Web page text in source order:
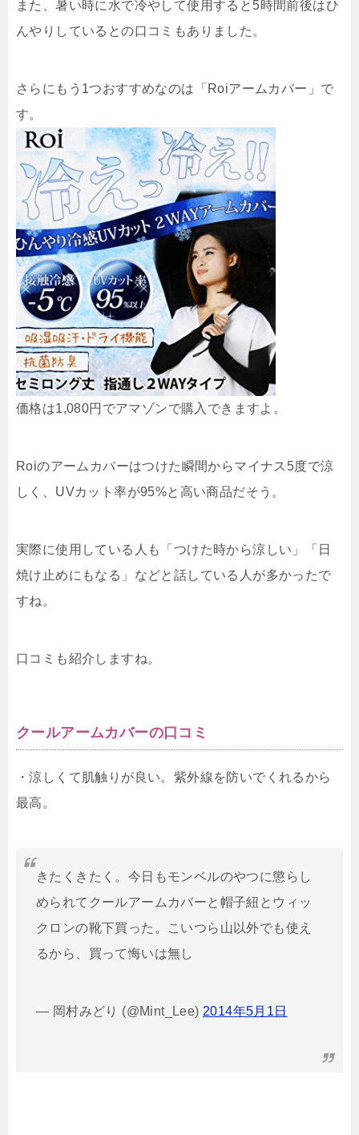
また、暑い時に水で冷やして使用すると5時間前後はひ
んやりしているとの口コミもありました。
さらにもう1つおすすめなのは「Roiアームカバー」で
す。
価格は1,080円でアマゾンで購入できますよ。
Roiのアームカバーはつけた瞬間からマイナス5度で涼
しく、UVカット率が95%と高い商品だそう。
実際に使用している人も「つけた時から涼しい」「日
焼け止めにもなる」などと話している人が多かったで
すね。
口コミも紹介しますね。
クールアームカバーの口コミ
・涼しくて肌触りが良い。紫外線を防いでくれるから
最高。
きたくきたく。今日もモンベルのやつに懲らし
められてクールアームカバーと帽子紐とウィッ
クロンの靴下買った。こいつら山以外でも使え
るから、買って悔いは無し
— 岡村みどり (@Mint_Lee) 2014年5月1日